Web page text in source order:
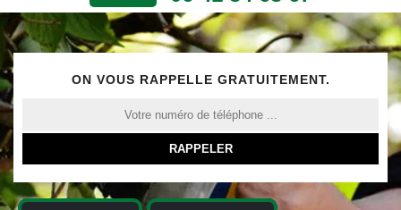
ON VOUS RAPPELLE GRATUITEMENT.